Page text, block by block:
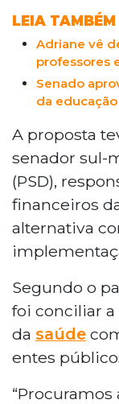
50% para
O projeto
Câmara
sanção
LEIA TAMBÉM
Adriane vê
professores
Senado
da
A proposta
senador sul-
(PSD),
financeiros
alternativa
Segundo o
foi conciliar a
da saúde
entes